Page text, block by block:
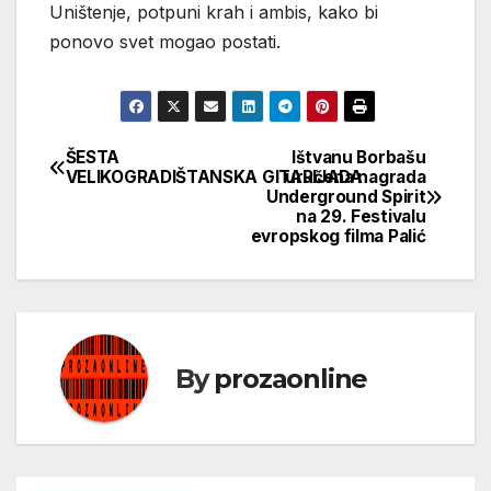
Uništenje, potpuni krah i ambis, kako bi
ponovo svet mogao postati.
Кретање
Ištvanu Borbašu
uručena nagrada
Underground Spirit
na 29. Festivalu
evropskog filma Palić
ŠESTA
VELIKOGRADIŠTANSKA GITARIJADA
Byprozaonline